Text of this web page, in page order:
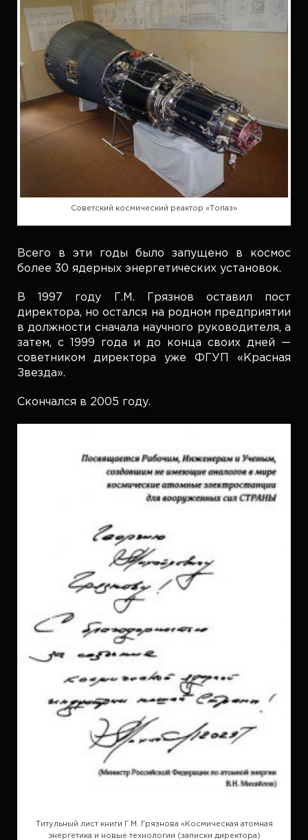
Советский космический реактор «Топаз»
Всего в эти годы было запущено в космос
более 30 ядерных энергетических установок.
В 1997 году Г.М. Грязнов оставил пост
директора, но остался на родном предприятии
в должности сначала научного руководителя, а
затем, с 1999 года и до конца своих дней —
советником директора уже ФГУП «Красная
Звезда».
Скончался в 2005 году.
Титульный лист книги Г.М. Грязнова «Космическая атомная
энергетика и новые технологии (записки директора)